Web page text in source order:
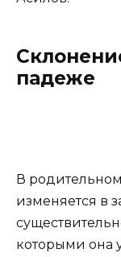
падеже
В
изменяется в
которыми она